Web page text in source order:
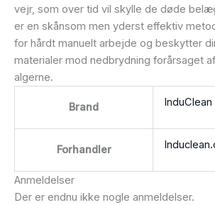
vejr, som over tid vil skylle de døde
er en skånsom men yderst effektiv
for hårdt manuelt arbejde og beskytter
materialer mod nedbrydning forårsaget
algerne.
Brand InduClean
Forhandler
Anmeldelser
Der er endnu ikke nogle anmeldelser.